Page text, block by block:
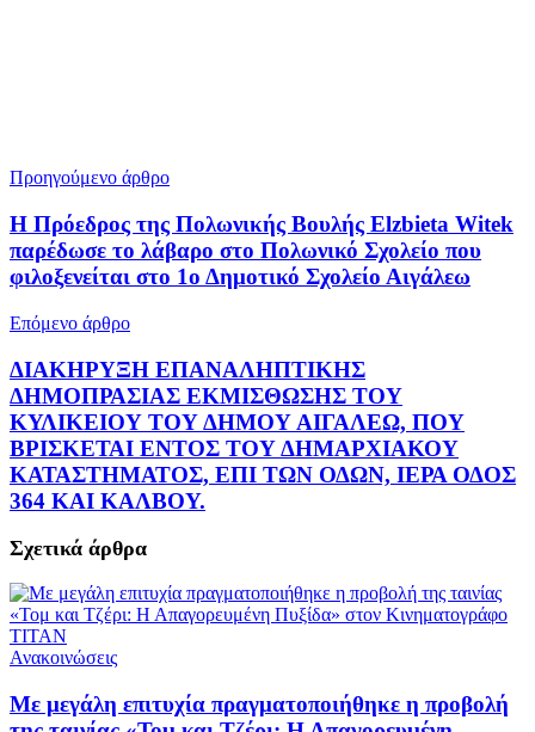
Προηγούμενο άρθρο
Η Πρόεδρος της Πολωνικής Βουλής Elzbieta Witek
παρέδωσε το λάβαρο στο Πολωνικό Σχολείο που
φιλοξενείται στο 1ο Δημοτικό Σχολείο Αιγάλεω
Επόμενο άρθρο
ΔΙΑΚΗΡΥΞΗ ΕΠΑΝΑΛΗΠΤΙΚΗΣ
ΔΗΜΟΠΡΑΣΙΑΣ ΕΚΜΙΣΘΩΣΗΣ ΤΟΥ
ΚΥΛΙΚΕΙΟΥ ΤΟΥ ΔΗΜΟΥ ΑΙΓΑΛΕΩ, ΠΟΥ
ΒΡΙΣΚΕΤΑΙ ΕΝΤΟΣ ΤΟΥ ΔΗΜΑΡΧΙΑΚΟΥ
ΚΑΤΑΣΤΗΜΑΤΟΣ, ΕΠΙ ΤΩΝ ΟΔΩΝ, ΙΕΡΑ ΟΔΟΣ
364 ΚΑΙ ΚΑΛΒΟΥ.
Σχετικά άρθρα
Ανακοινώσεις
Με μεγάλη επιτυχία πραγματοποιήθηκε η προβολή